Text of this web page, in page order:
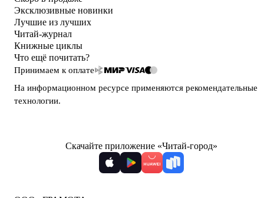
Эксклюзивные новинки
Лучшие из лучших
Читай-журнал
Книжные циклы
Что ещё почитать?
Принимаем к оплате
На информационном ресурсе применяются рекомендательные
технологии.
Скачайте приложение «Читай-город»